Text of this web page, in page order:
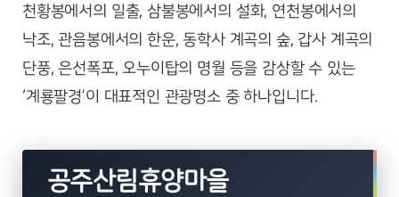
천황봉에서의 일출, 삼불봉에서의 설화, 연천봉에서의
낙조, 관음봉에서의 한운, 동학사 계곡의 숲, 갑사 계곡의
단풍, 은선폭포, 오누이탑의 명월 등을 감상할 수 있는
‘계룡팔경’이 대표적인 관광명소 중 하나입니다.
공주산림휴양마을